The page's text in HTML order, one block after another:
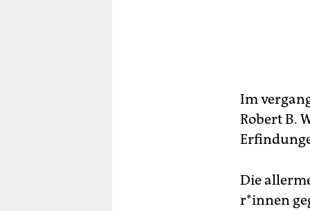
Im
Robert B.
Die
r*in­nen